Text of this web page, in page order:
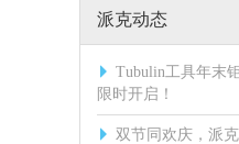
派克动态
Tubulin工具年末
限时开启！
双节同欢庆，派